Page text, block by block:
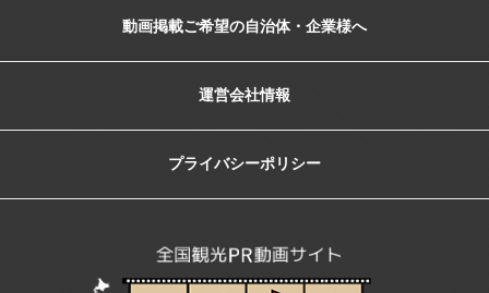
動画掲載ご希望の自治体・企業様へ
運営会社情報
プライバシーポリシー